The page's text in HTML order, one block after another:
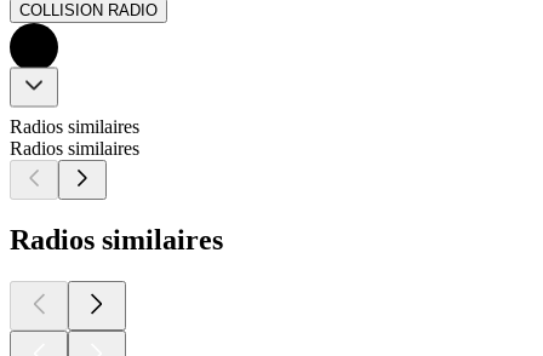
COLLISION RADIO
Radios similaires
Radios similaires
Radios similaires